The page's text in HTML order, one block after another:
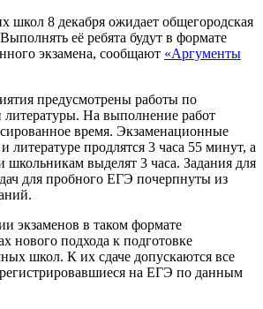
школ 8 декабря ожидает общегородская
её ребята будут в формате
экзамена, сообщают «Аргументы
предусмотрены работы по
На выполнение работ
время. Экзаменационные
литературе продлятся 3 часа 55 минут, а
школьникам выделят 3 часа. Задания для
для пробного ЕГЭ почерпнуты из
экзаменов в таком формате
нового подхода к подготовке
школ. К их сдаче допускаются все
на ЕГЭ по данным